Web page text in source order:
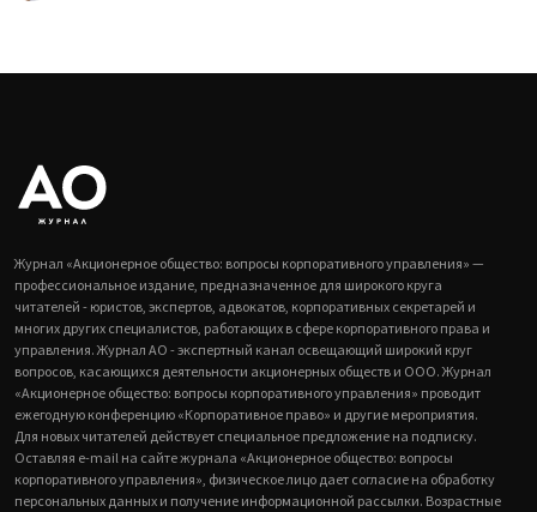
Журнал «Акционерное общество: вопросы корпоративного управления» —
профессиональное издание, предназначенное для широкого круга
читателей - юристов, экспертов, адвокатов, корпоративных секретарей и
многих других специалистов, работающих в сфере корпоративного права и
управления. Журнал АО - экспертный канал освещающий широкий круг
вопросов, касающихся деятельности акционерных обществ и ООО. Журнал
«Акционерное общество: вопросы корпоративного управления» проводит
ежегодную конференцию «Корпоративное право» и другие мероприятия.
Для новых читателей действует специальное предложение на подписку.
Оставляя e-mail на сайте журнала «Акционерное общество: вопросы
корпоративного управления», физическое лицо дает согласие на обработку
персональных данных и получение информационной рассылки. Возрастные